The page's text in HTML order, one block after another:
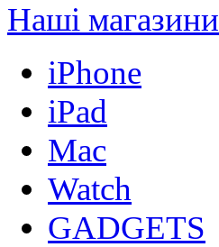
Наші магазини
iPhone
iPad
Mac
Watch
GADGETS